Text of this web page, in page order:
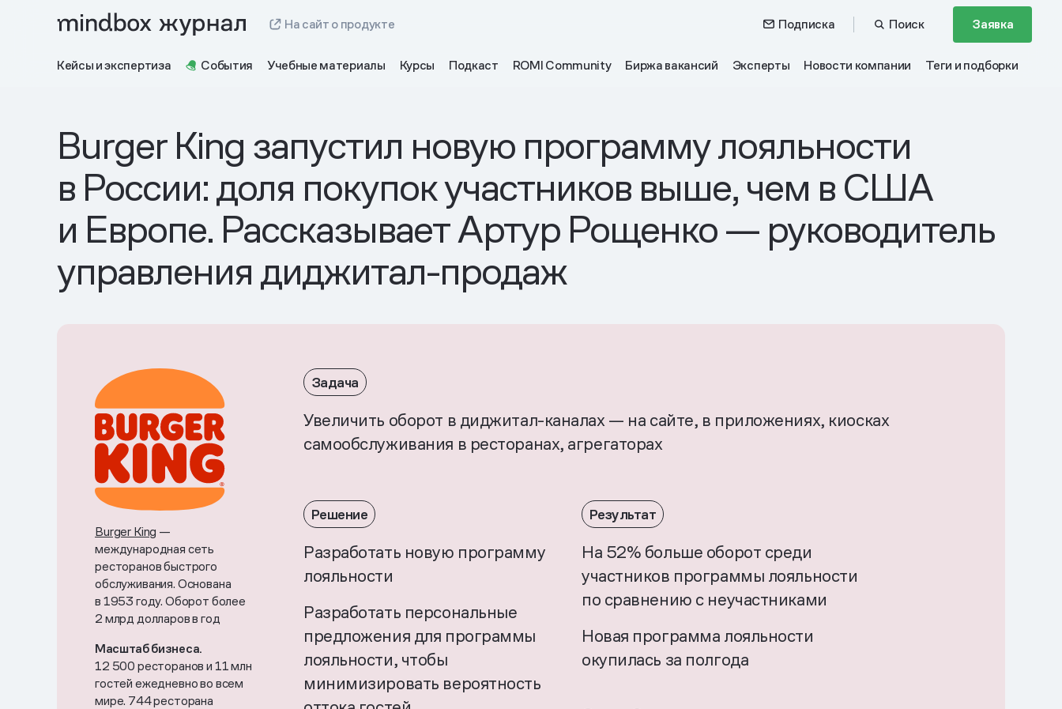
На сайт о продукте Подписка Поиск Заявка
Кейсы и экспертиза События Учебные материалы Курсы Подкаст ROMI Community Биржа вакансий Эксперты Новости компании Теги и подборки
Burger King запустил новую программу лояльности
в России: доля покупок участников выше, чем в США
и Европе. Рассказывает Артур Рощенко — руководитель
управления диджитал-продаж
Burger King —
международная сеть
ресторанов быстрого
обслуживания. Основана
в 1953 году. Оборот более
2 млрд долларов в год
Масштаб бизнеса.
12 500 ресторанов и 11 млн
гостей ежедневно во всем
мире. 744 ресторана
Задача
Увеличить оборот в диджитал-каналах — на сайте, в приложениях, киосках
самообслуживания в ресторанах, агрегаторах
Решение
Разработать новую программу
лояльности
Разработать персональные
предложения для программы
лояльности, чтобы
минимизировать вероятность
Результат
На 52% больше оборот среди
участников программы лояльности
по сравнению с неучастниками
Новая программа лояльности
окупилась за полгода